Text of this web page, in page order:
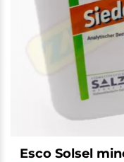
Esco Solsel